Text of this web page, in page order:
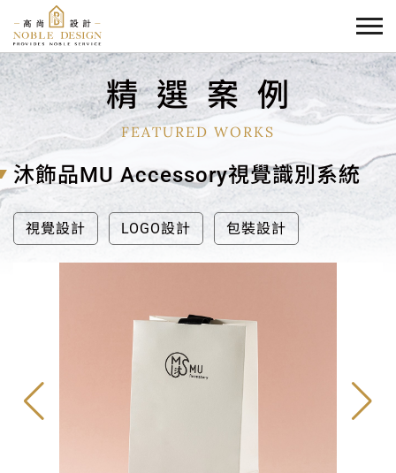
精 選 案 例
FEATURED WORKS
沐飾品MU Accessory視覺識別系統
視覺設計 LOGO設計 包裝設計